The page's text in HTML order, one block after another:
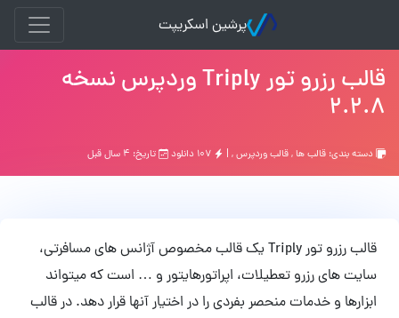
پرشین اسکریپت
قالب رزرو تور Triply وردپرس نسخه
2.2.8
دسته بندی: قالب ها,قالب وردپرس, | تاریخ: ۴ سال قبل
قالب رزرو تور Triply یک قالب مخصوص آژانس های مسافرتی،
سایت های رزرو تعطیلات، اپراتورهایتور و … است که میتواند
ابزارها و خدمات منحصر بفردی را در اختیار آنها قرار دهد. در قالب